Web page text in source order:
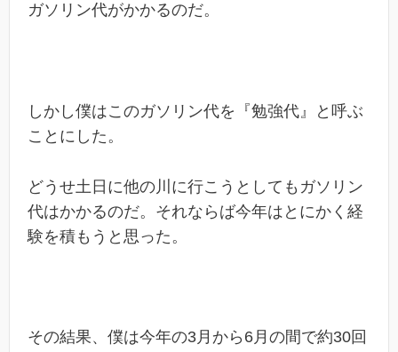
ガソリン代がかかるのだ。
しかし僕はこのガソリン代を『勉強代』と呼ぶ
ことにした。
どうせ土日に他の川に行こうとしてもガソリン
代はかかるのだ。それならば今年はとにかく経
験を積もうと思った。
その結果、僕は今年の3月から6月の間で約30回